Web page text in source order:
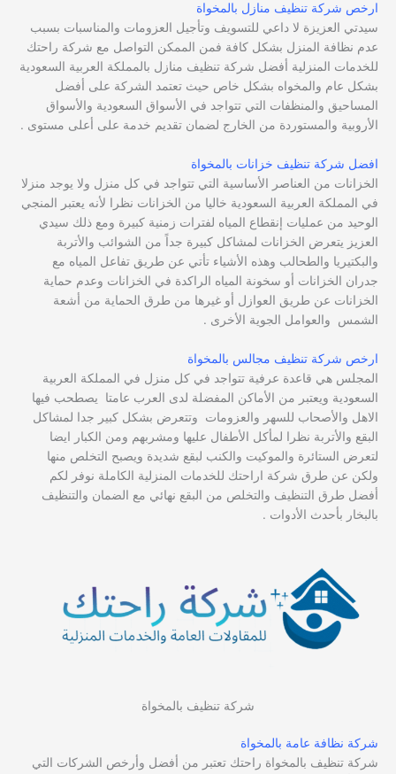
ارخص شركة تنظيف منازل بالمخواة
سيدتي العزيزة لا داعي للتسويف وتأجيل العزومات والمناسبات بسبب
عدم نظافة المنزل بشكل كافة فمن الممكن التواصل مع شركة راحتك
للخدمات المنزلية أفضل شركة تنظيف منازل بالمملكة العربية السعودية
بشكل عام والمخواه بشكل خاص حيث تعتمد الشركة على أفضل
المساحيق والمنظفات التي تتواجد في الأسواق السعودية والأسواق
الأروبية والمستوردة من الخارج لضمان تقديم خدمة على أعلى مستوى .
افضل شركة تنظيف خزانات بالمخواة
الخزانات من العناصر الأساسية التي تتواجد في كل منزل ولا يوجد منزلا
في المملكة العربية السعودية خاليا من الخزانات نظرا لأنه يعتبر المنجي
الوحيد من عمليات إنقطاع المياه لفترات زمنية كبيرة ومع ذلك سيدي
العزيز يتعرض الخزانات لمشاكل كبيرة جداً من الشوائب والأتربة
والبكتيريا والطحالب وهذه الأشياء تأتي عن طريق تفاعل المياه مع
جدران الخزانات أو سخونة المياه الراكدة في الخزانات وعدم حماية
الخزانات عن طريق العوازل أو غيرها من طرق الحماية من أشعة
الشمس والعوامل الجوية الأخرى .
ارخص شركة تنظيف مجالس بالمخواة
المجلس هي قاعدة عرفية تتواجد في كل منزل في المملكة العربية
السعودية ويعتبر من الأماكن المفضلة لدى العرب عامتا يصطحب فيها
الاهل والأصحاب للسهر والعزومات وتتعرض بشكل كبير جدا لمشاكل
البقع والأتربة نظرا لمأكل الأطفال عليها ومشربهم ومن الكبار ايضا
لتعرض الستائرة والموكيت والكنب لبقع شديدة ويصبح التخلص منها
ولكن عن طرق شركة اراحتك للخدمات المنزلية الكاملة نوفر لكم
أفضل طرق التنظيف والتخلص من البقع نهائي مع الضمان والتنظيف
بالبخار بأحدث الأدوات .
شركة تنظيف بالمخواة
شركة نظافة عامة بالمخواة
شركة تنظيف بالمخواة راحتك تعتبر من أفضل وأرخص الشركات التي